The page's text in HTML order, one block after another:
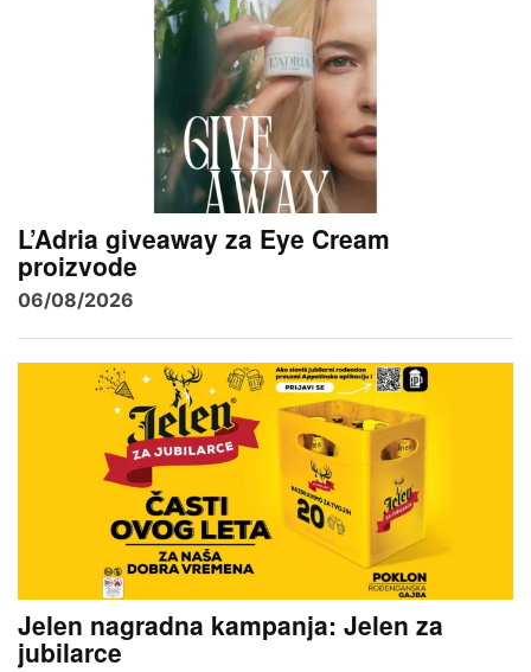
L’Adria giveaway za Eye Cream
proizvode
06/08/2026
Jelen nagradna kampanja: Jelen za
jubilarce